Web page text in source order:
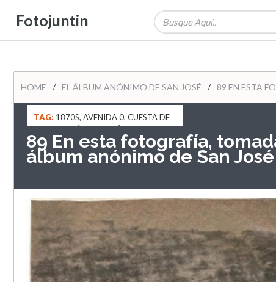
Fotojuntin
HOME / EL ÁLBUM ANÓNIMO DE SAN JOSÉ / 89 EN ESTA
TAG: 1870S, AVENIDA 0, CUESTA DE
MORAS,EL ÁLBUM ANÓNIMO DE SAN
JOSÉ
89 En esta fotografía,
álbum anónimo de San José